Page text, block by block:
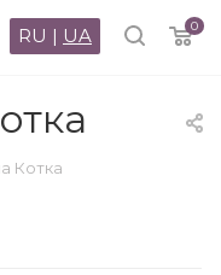
0
RU | UA
Котка